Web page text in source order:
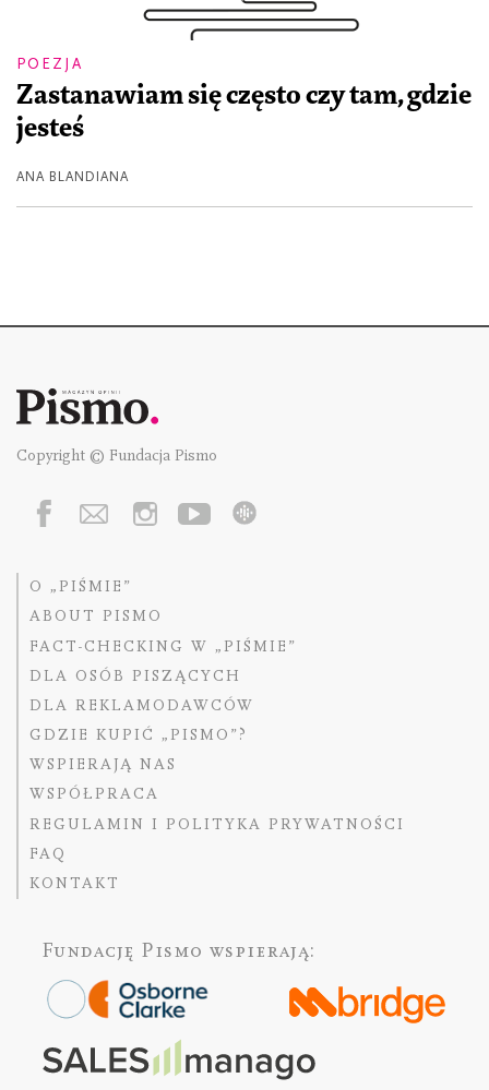
POEZJA
Zastanawiam się często czy tam, gdzie
jesteś
ANA BLANDIANA
Copyright © Fundacja Pismo
O „PIŚMIE”
ABOUT PISMO
FACT-CHECKING W „PIŚMIE”
DLA OSÓB PISZĄCYCH
DLA REKLAMODAWCÓW
GDZIE KUPIĆ „PISMO”?
WSPIERAJĄ NAS
WSPÓŁPRACA
REGULAMIN I POLITYKA PRYWATNOŚCI
FAQ
KONTAKT
Fundację Pismo wspierają: